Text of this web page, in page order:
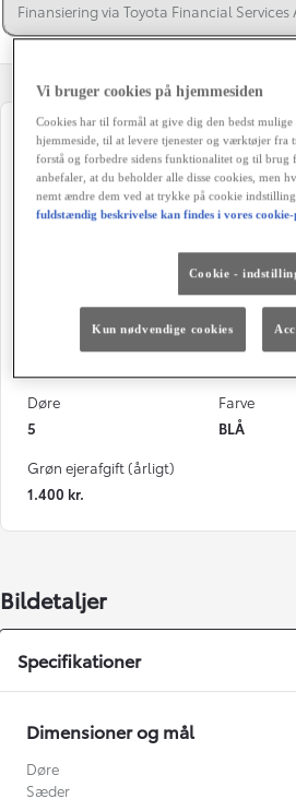
Finansiering via Toyota Financial Services
Registreringsår
05-2018
Modelår
2017
Kilometertal
Brændstof
100 HK
Co2 (blandet kørsel)
Geartype
Døre
5
Farve
BLÅ
Grøn ejerafgift (årligt)
1.400 kr.
Bildetaljer
Specifikationer
Dimensioner og mål
Døre
Sæder
Vi bruger cookies på hjemmesiden
Cookies har til formål at give dig den bedst mulige
hjemmeside, til at levere tjenester og værktøjer fra
forstå og forbedre sidens funktionalitet og til brug
anbefaler, at du beholder alle disse cookies, men
nemt ændre dem ved at trykke på cookie
fuldstændig beskrivelse kan findes i vores
Cookie -
Kun nødvendige cookies